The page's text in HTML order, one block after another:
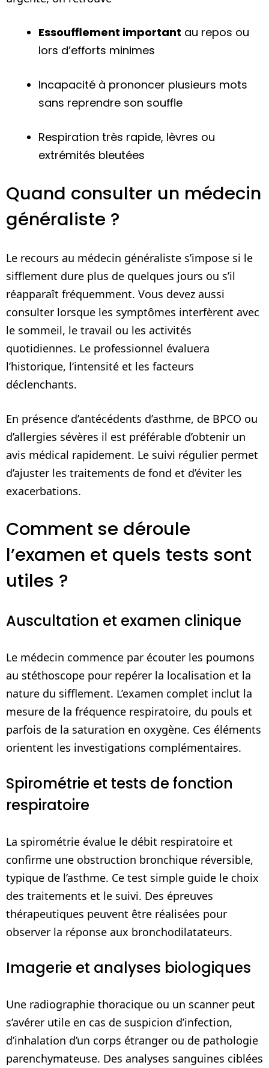
Essoufflement important au repos ou
lors d’efforts minimes
Incapacité à prononcer plusieurs mots
sans reprendre son souffle
Respiration très rapide, lèvres ou
extrémités bleutées
Quand consulter un médecin
généraliste ?
Le recours au médecin généraliste s’impose si le
sifflement dure plus de quelques jours ou s’il
réapparaît fréquemment. Vous devez aussi
consulter lorsque les symptômes interfèrent avec
le sommeil, le travail ou les activités
quotidiennes. Le professionnel évaluera
l’historique, l’intensité et les facteurs
déclenchants.
En présence d’antécédents d’asthme, de BPCO ou
d’allergies sévères il est préférable d’obtenir un
avis médical rapidement. Le suivi régulier permet
d’ajuster les traitements de fond et d’éviter les
exacerbations.
Comment se déroule
l’examen et quels tests sont
utiles ?
Auscultation et examen clinique
Le médecin commence par écouter les poumons
au stéthoscope pour repérer la localisation et la
nature du sifflement. L’examen complet inclut la
mesure de la fréquence respiratoire, du pouls et
parfois de la saturation en oxygène. Ces éléments
orientent les investigations complémentaires.
Spirométrie et tests de fonction
respiratoire
La spirométrie évalue le débit respiratoire et
confirme une obstruction bronchique réversible,
typique de l’asthme. Ce test simple guide le choix
des traitements et le suivi. Des épreuves
thérapeutiques peuvent être réalisées pour
observer la réponse aux bronchodilatateurs.
Imagerie et analyses biologiques
Une radiographie thoracique ou un scanner peut
s’avérer utile en cas de suspicion d’infection,
d’inhalation d’un corps étranger ou de pathologie
parenchymateuse. Des analyses sanguines ciblées